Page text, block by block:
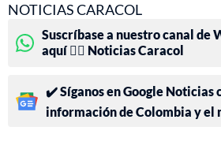
NOTICIAS CARACOL
Suscríbase a nuestro canal de
aquí 👉🏻 Noticias Caracol
✔️ Síganos en Google Noticias
información de Colombia y el